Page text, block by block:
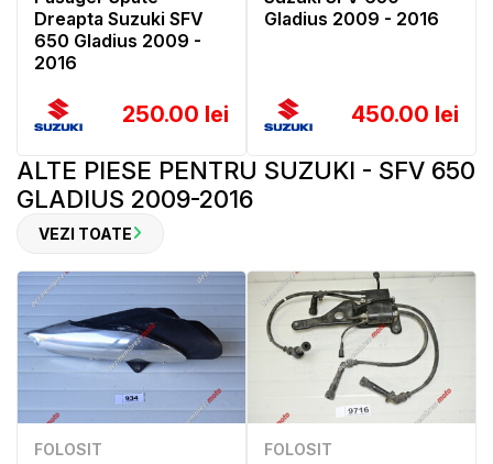
Dreapta Suzuki SFV
650 Gladius 2009 -
2016
250.00 lei
Gladius 2009 - 2016
450.00 lei
ALTE PIESE PENTRU SUZUKI - SFV 650
GLADIUS 2009-2016
VEZI TOATE
FOLOSIT FOLOSIT